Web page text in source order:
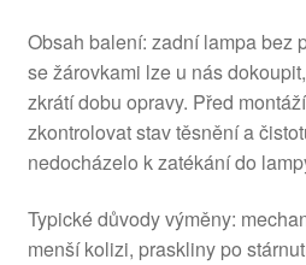
Obsah balení: zadní lampa bez
se žárovkami lze u nás
zkrátí dobu opravy. Před
zkontrolovat stav těsnění a
nedocházelo k zatékání do
Typické důvody výměny:
menší kolizi, praskliny po